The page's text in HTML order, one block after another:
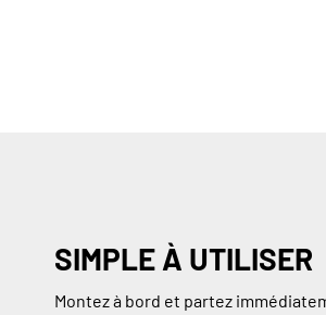
SIMPLE À UTILISER
Montez à bord et partez